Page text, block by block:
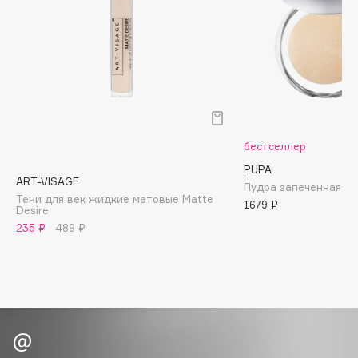
BORK
Brunello Cucinelli
Bvlgari
ART-VISAGE
Тени для век жидкие матовые Matte
Desire
235 ₽
489 ₽
бестселлер
PUPA
Пудра запеченная
1679 ₽